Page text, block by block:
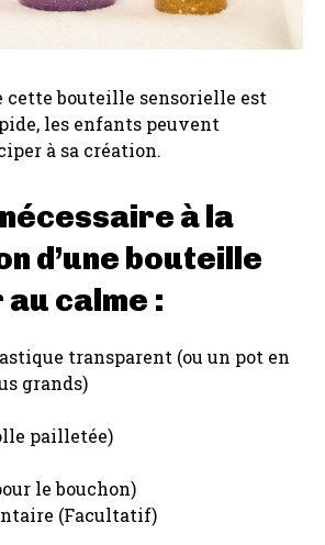
cette bouteille sensorielle est
les enfants peuvent
à sa création.
à la
d’une bouteille
calme :
transparent (ou un pot en
grands)
pailletée)
le bouchon)
(Facultatif)